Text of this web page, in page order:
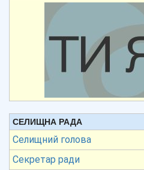
СЕЛИЩНА РАДА
Селищний голова
Секретар ради